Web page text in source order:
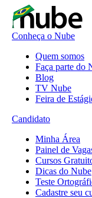
Conheça o Nube
Quem somos
Faça parte do
Blog
TV Nube
Feira de
Candidato
Minha Área
Painel de
Cursos
Dicas do Nube
Teste
Cadastre seu